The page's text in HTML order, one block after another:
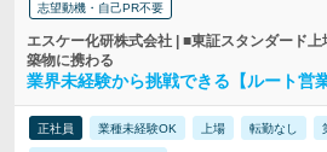
志望動機・自己PR不要
エスケー化研株式会社 | ■東証スタンダード
築物に携わる
業界未経験から挑戦できる【ルート営
正社員 業種未経験OK 上場 転勤なし